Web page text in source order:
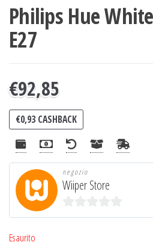
Philips Hue
E27
€92,85
€0,93CASHBACK
negozio
Wiiper Store
0
Esaurito